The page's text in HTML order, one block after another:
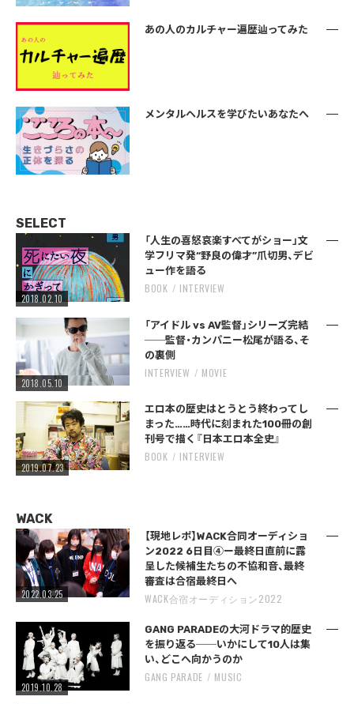
あの人のカルチャー遍歴辿ってみた
メンタルヘルスを学びたいあなたへ
SELECT
2018.02.10
「人生の喜怒哀楽すべてがショー」文
学フリマ発“野良の偉才”爪切男、デビ
ュー作を語る
BOOK INTERVIEW
2018.05.10
「アイドル vs AV監督」シリーズ完結
──監督・カンパニー松尾が語る、そ
の裏側
INTERVIEW MOVIE
2019.07.23
エロ本の歴史はとうとう終わってし
まった……時代に刻まれた100冊の創
刊号で描く『日本エロ本全史』
BOOK INTERVIEW
WACK
2022.03.25
【現地レポ】WACK合同オーディショ
ン2022 6日目④ー最終日直前に露
呈した候補生たちの不協和音、最終
審査は合宿最終日へ
WACK合宿オーディション2022
2019.10.28
GANG PARADEの大河ドラマ的歴史
を振り返る──いかにして10人は集
い、どこへ向かうのか
GANG PARADE MUSIC